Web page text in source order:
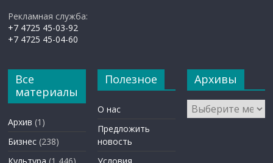
Рекламная служба:
+7 4725 45-03-92
+7 4725 45-04-60
Все
материалы
Архив (1)
Бизнес (238)
Полезное
О нас
Предложить
новость
Архивы
Архивы